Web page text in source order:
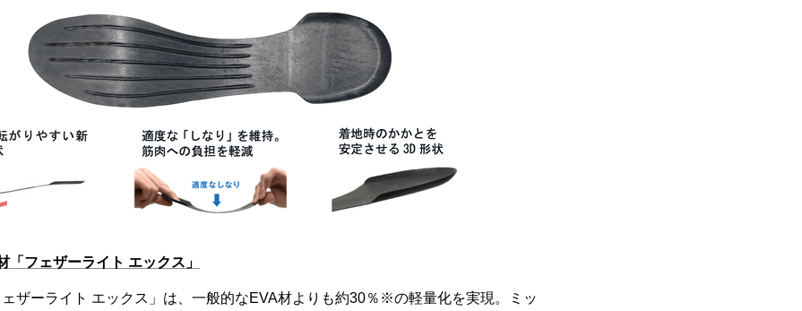
フェザーライト エックス」
ザーライト エックス」は、一般的なEVA材よりも約30％※の軽量化を実現。ミッ